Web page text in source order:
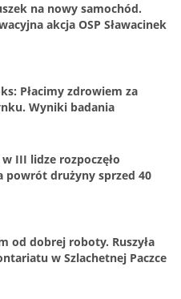
na nowy samochód.
akcja OSP Sławacinek
Płacimy zdrowiem za
Wyniki badania
III lidze rozpoczęło
powrót drużyny sprzed 40
od dobrej roboty. Ruszyła
w Szlachetnej Paczce